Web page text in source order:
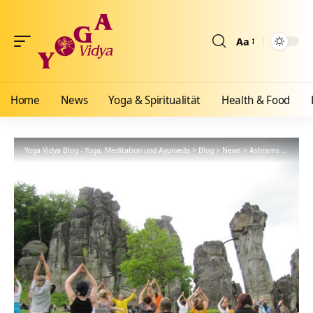
Aa
Home News Yoga & Spiritualität Health & Food
Yoga Vidya Blog - Yoga, Meditation und Ayurveda>Blog>News>Ashrams> Bad